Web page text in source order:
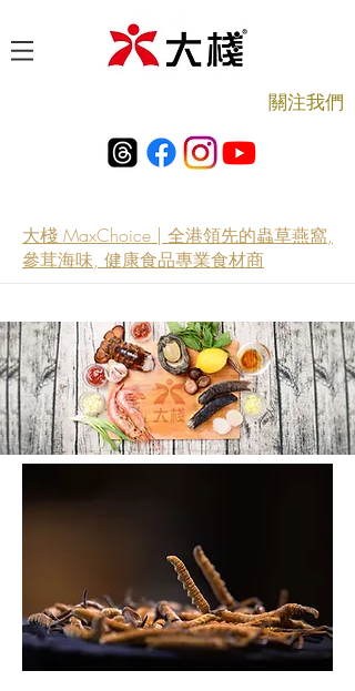
​關注我們
大棧 MaxChoice | 全港領先的蟲草燕窩,
參茸海味, 健康食品專業食材商